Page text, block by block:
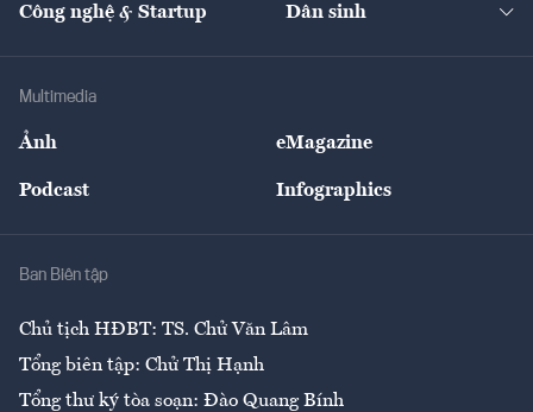
Tư vấn Nông sản
Giải trí
Công nghệ & Startup Dân sinh
Multimedia
Ảnh eMagazine
Podcast Infographics
Ban Biên tập
Chủ tịch HĐBT: TS. Chử Văn Lâm
Tổng biên tập: Chử Thị Hạnh
Tổng thư ký tòa soạn: Đào Quang Bính